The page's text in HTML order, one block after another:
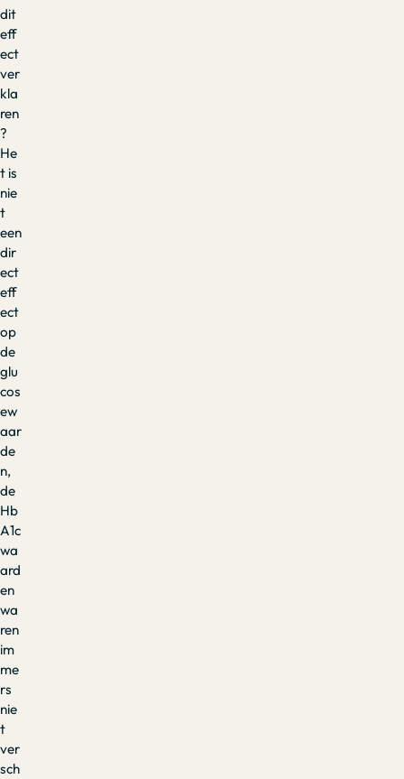
dit
eff
ect
ver
kla
ren
?
He
t is
nie
t
een
dir
ect
eff
ect
op
de
glu
cos
ew
aar
de
n,
de
Hb
A1c
wa
ard
en
wa
ren
im
me
rs
nie
t
ver
sch